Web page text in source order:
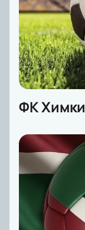
ФК Химки